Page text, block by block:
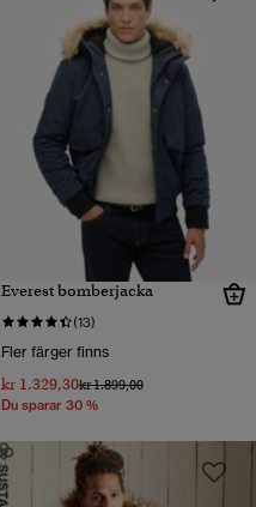
Everest bomberjacka
(13)
Fler färger finns
kr 1.329,30Pris reducerat från
kr 1.899,00till
Du sparar 30 %